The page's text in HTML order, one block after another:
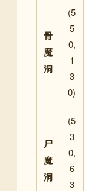
骨
魔
洞
(5
5
0,
1
3
0)
尸
魔
洞
(5
3
0,
6
3